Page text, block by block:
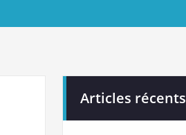
Articles récents